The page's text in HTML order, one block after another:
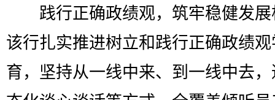
践行正确政绩观，筑牢稳健发展
该行扎实推进树立和践行正确政绩
育，坚持从一线中来、到一线中去